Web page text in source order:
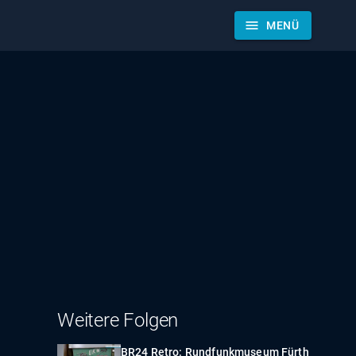
menu MENÜ
Weitere Folgen
BR24 Retro: Rundfunkmuseum Fürth